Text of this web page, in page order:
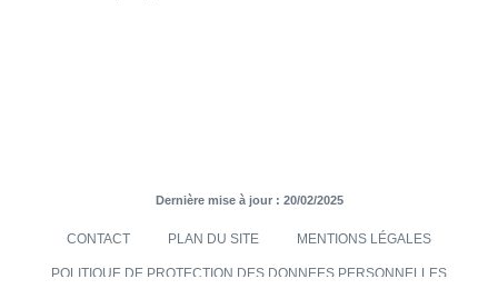
Dernière mise à jour : 20/02/2025
CONTACT PLAN DU SITE MENTIONS LÉGALES
POLITIQUE DE PROTECTION DES DONNEES PERSONNELLES